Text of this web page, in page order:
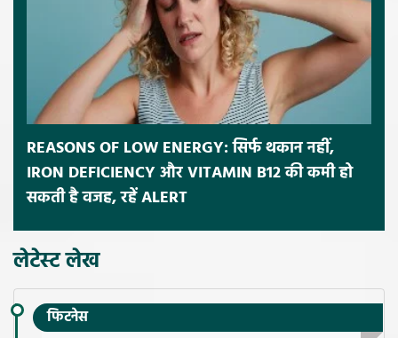
REASONS OF LOW ENERGY: सिर्फ थकान नहीं,
IRON DEFICIENCY और VITAMIN B12 की कमी हो
सकती है वजह, रहें ALERT
लेटेस्ट लेख
फिटनेस